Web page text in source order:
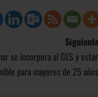
se incorpora al GES y
para mayores de 25